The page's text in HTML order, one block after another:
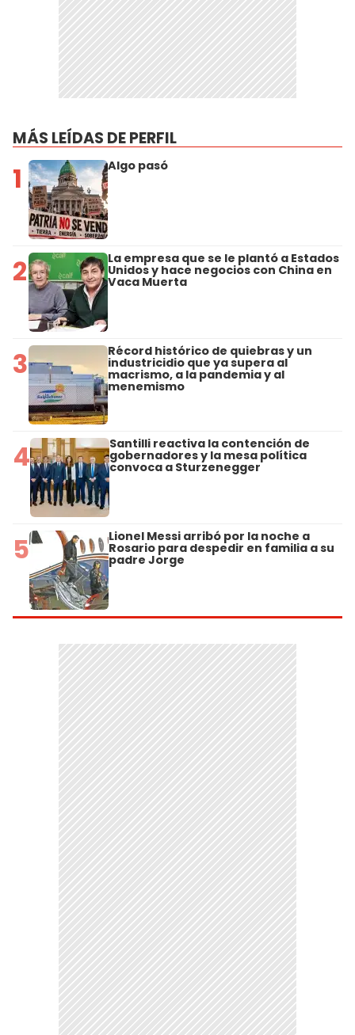
MÁS LEÍDAS DE PERFIL
1 Algo pasó
2 La empresa que se le plantó a Estados
Unidos y hace negocios con China en
Vaca Muerta
3 Récord histórico de quiebras y un
industricidio que ya supera al
macrismo, a la pandemia y al
menemismo
4 Santilli reactiva la contención de
gobernadores y la mesa política
convoca a Sturzenegger
5 Lionel Messi arribó por la noche a
Rosario para despedir en familia a su
padre Jorge